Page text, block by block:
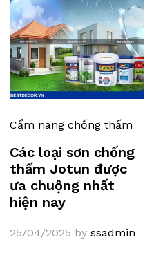
Cẩm nang chống thấm
Các loại sơn chống
thấm Jotun được
ưa chuộng nhất
hiện nay
25/04/2025 by ssadmin